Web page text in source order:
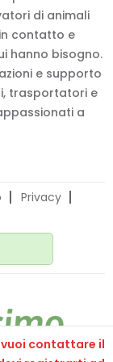
vuoi contattare il
per unire
di animali
contatto e
hanno bisogno.
e supporto
trasportatori e
a